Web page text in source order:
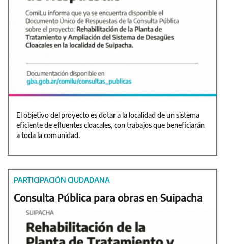
El objetivo del proyecto es dotar a la localidad de un sistema
eficiente de efluentes cloacales, con trabajos que beneficiarán
a toda la comunidad.
PARTICIPACIÓN CIUDADANA
Consulta Pública para obras en Suipacha